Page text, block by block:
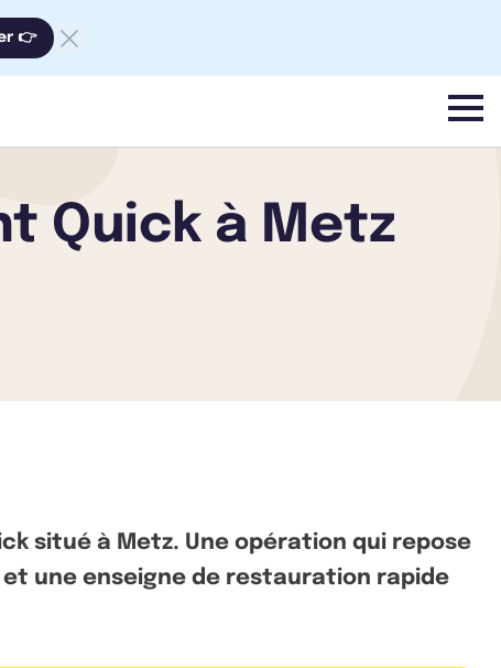
👉
menu
Quick à Metz
situé à Metz. Une opération qui repose
une enseigne de restauration rapide